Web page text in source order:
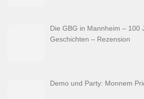
Die GBG in Mannheim – 100
Geschichten – Rezension
Demo und Party: Monnem